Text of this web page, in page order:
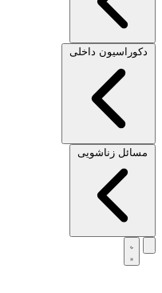
دکوراسیون داخلی
مسائل زناشویی